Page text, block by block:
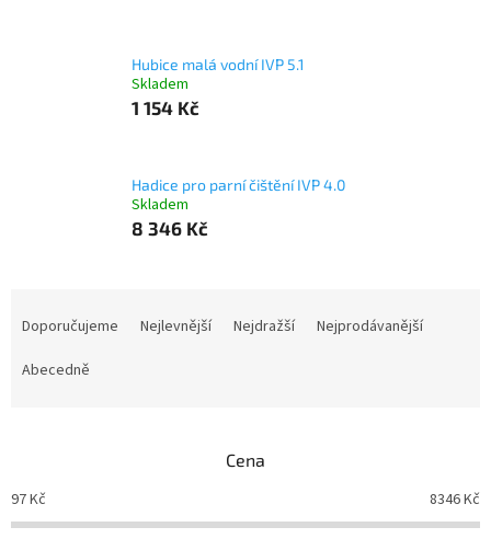
Hubice malá vodní IVP 5.1
Skladem
1 154 Kč
Hadice pro parní čištění IVP 4.0
Skladem
8 346 Kč
o
d
Doporučujeme Nejlevnější Nejdražší
Nejprodávanější
Abecedně
Cena
97Kč 8346Kč